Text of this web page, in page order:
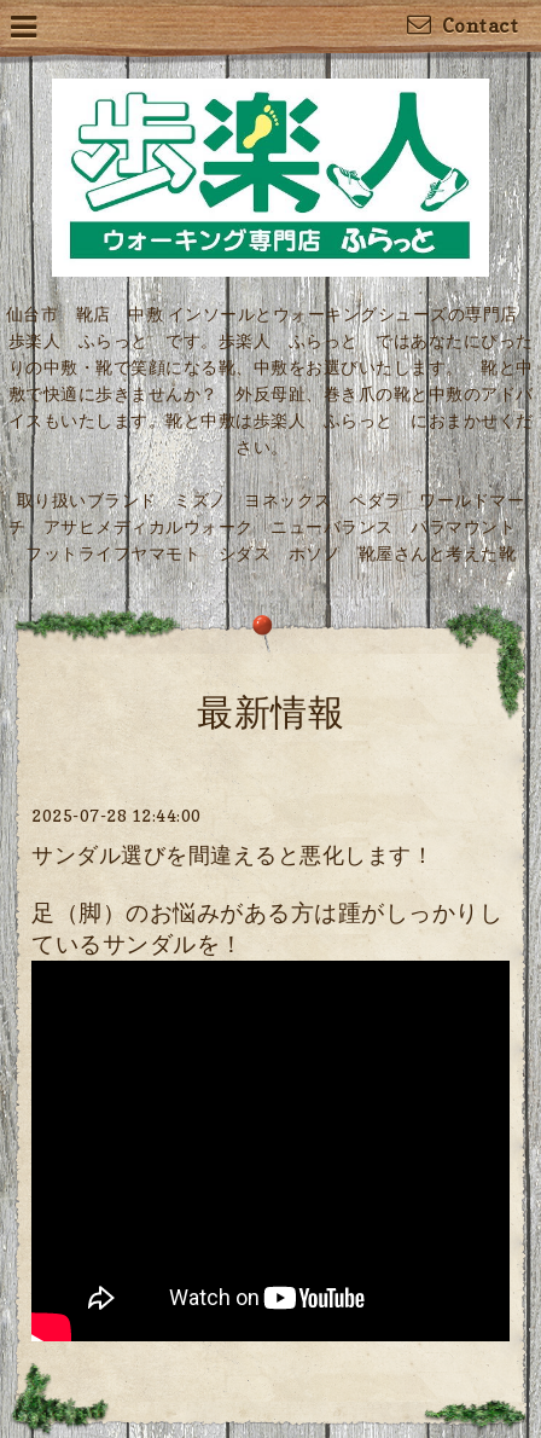
Contact
仙台市 靴店 中敷 インソールとウォーキングシューズの専門店
歩楽人 ふらっと です。歩楽人 ふらっと ではあなたにぴった
りの中敷・靴で笑顔になる靴、中敷をお選びいたします。 靴と中
敷で快適に歩きませんか？ 外反母趾、巻き爪の靴と中敷のアドバ
イスもいたします。靴と中敷は歩楽人 ふらっと におまかせくだ
さい。
取り扱いブランド ミズノ ヨネックス ペダラ ワールドマー
チ アサヒメディカルウォーク ニューバランス パラマウント
フットライフヤマモト シダス ホソノ 靴屋さんと考えた靴
最新情報
2025-07-28 12:44:00
サンダル選びを間違えると悪化します！
足（脚）のお悩みがある方は踵がしっかりし
ているサンダルを！